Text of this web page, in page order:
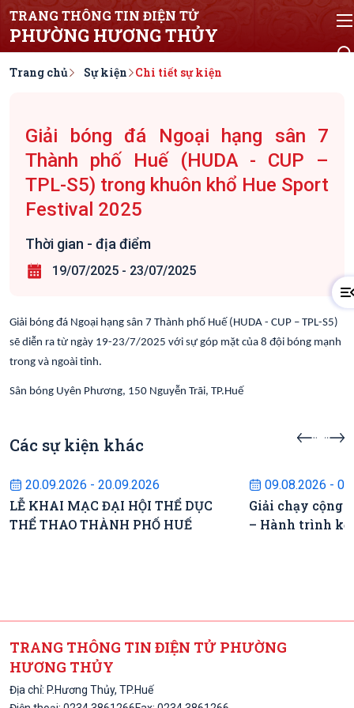
TRANG THÔNG TIN ĐIỆN TỬ
PHƯỜNG HƯƠNG THỦY
Trang chủ Sự kiện Chi tiết sự kiện
Giải bóng đá Ngoại hạng sân 7
Thành phố Huế (HUDA - CUP –
TPL-S5) trong khuôn khổ Hue Sport
Festival 2025
Thời gian - địa điểm
19/07/2025 - 23/07/2025
Giải bóng đá Ngoại hạng sân 7 Thành phố Huế (HUDA - CUP – TPL-S5)
sẽ diễn ra từ ngày 19-23/7/2025 với sự góp mặt của 8 đội bóng mạnh
trong và ngoài tỉnh.
Sân bóng Uyên Phương, 150 Nguyễn Trãi, TP.Huế
Các sự kiện khác
Sự kiện sắp diễn ra
20.09.2026 - 20.09.2026
LỄ KHAI MẠC ĐẠI HỘI THỂ DỤC
THỂ THAO THÀNH PHỐ HUẾ
09.08.2026 -
Giải chạy cộng
– Hành trình
TRANG THÔNG TIN ĐIỆN TỬ PHƯỜNG
HƯƠNG THỦY
Địa chỉ: P.Hương Thủy, TP.Huế